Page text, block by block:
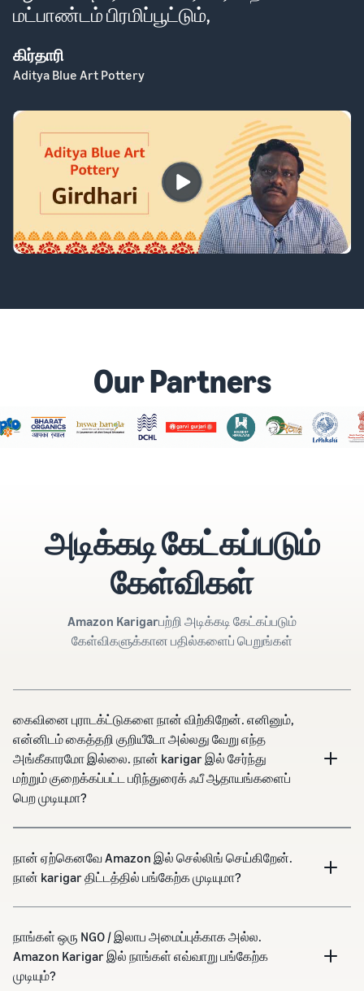
மட்பாண்டம் பிரமிப்பூட்டும்,
கிர்தாரி
Aditya Blue Art Pottery
Our Partners
அடிக்கடி கேட்கப்படும்
கேள்விகள்
Amazon Karigarபற்றி அடிக்கடி கேட்கப்படும்
கேள்விகளுக்கான பதில்களைப் பெறுங்கள்
கைவினை புராடக்ட்டுகளை நான் விற்கிறேன். எனினும்,
என்னிடம் கைத்தறி குறியீடோ அல்லது வேறு எந்த
அங்கீகாரமோ இல்லை. நான் karigar இல் சேர்ந்து
மற்றும் குறைக்கப்பட்ட பரிந்துரைக் ஃபீ ஆதாயங்களைப்
பெற முடியுமா?
நான் ஏற்கெனவே Amazon இல் செல்லிங் செய்கிறேன்.
நான் karigar திட்டத்தில் பங்கேற்க முடியுமா?
நாங்கள் ஒரு NGO / இலாப அமைப்புக்காக அல்ல.
Amazon Karigar இல் நாங்கள் எவ்வாறு பங்கேற்க
முடியும்?